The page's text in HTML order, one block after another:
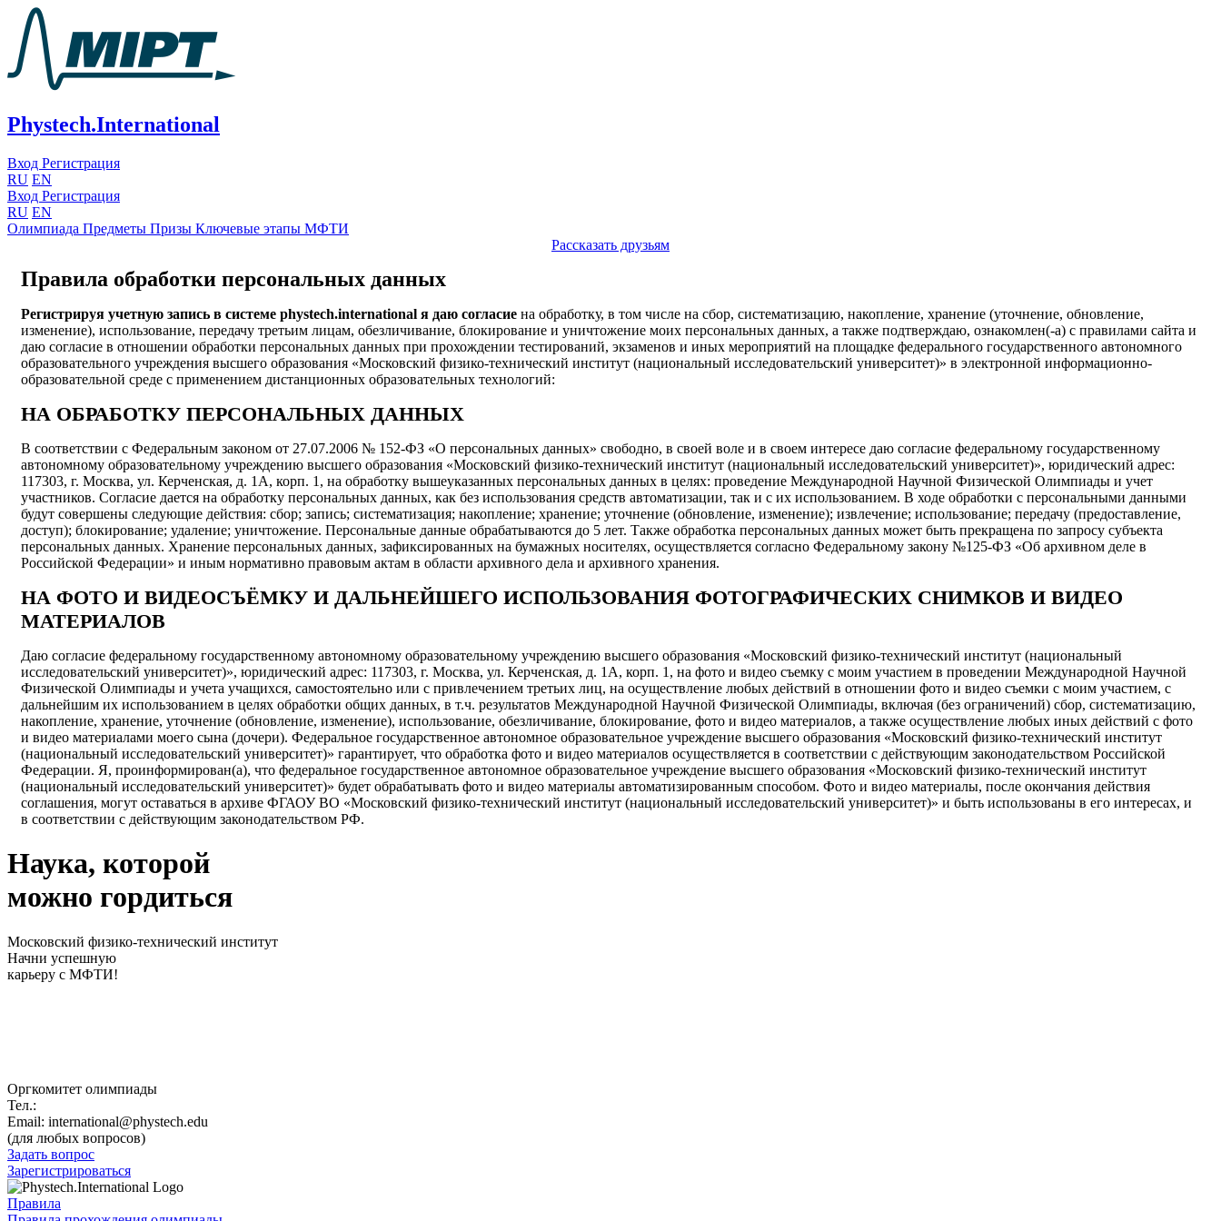
Phystech.International
Вход Регистрация
RU EN
Вход Регистрация
RU EN
Олимпиада Предметы Призы Ключевые этапы МФТИ
Рассказать друзьям
Правила обработки персональных данных
Регистрируя учетную запись в системе phystech.international я даю согласие на обработку, в том числе на сбор, систематизацию, накопление, хранение (уточнение, обновление,
изменение), использование, передачу третьим лицам, обезличивание, блокирование и уничтожение моих персональных данных, а также подтверждаю, ознакомлен(-а) с правилами сайта и
даю согласие в отношении обработки персональных данных при прохождении тестирований, экзаменов и иных мероприятий на площадке федерального государственного автономного
образовательного учреждения высшего образования «Московский физико-технический институт (национальный исследовательский университет)» в электронной информационно-
образовательной среде с применением дистанционных образовательных технологий:
НА ОБРАБОТКУ ПЕРСОНАЛЬНЫХ ДАННЫХ
В соответствии с Федеральным законом от 27.07.2006 № 152-ФЗ «О персональных данных» свободно, в своей воле и в своем интересе даю согласие федеральному государственному
автономному образовательному учреждению высшего образования «Московский физико-технический институт (национальный исследовательский университет)», юридический адрес:
117303, г. Москва, ул. Керченская, д. 1А, корп. 1, на обработку вышеуказанных персональных данных в целях: проведение Международной Научной Физической Олимпиады и учет
участников. Согласие дается на обработку персональных данных, как без использования средств автоматизации, так и с их использованием. В ходе обработки с персональными данными
будут совершены следующие действия: сбор; запись; систематизация; накопление; хранение; уточнение (обновление, изменение); извлечение; использование; передачу (предоставление,
доступ); блокирование; удаление; уничтожение. Персональные данные обрабатываются до 5 лет. Также обработка персональных данных может быть прекращена по запросу субъекта
персональных данных. Хранение персональных данных, зафиксированных на бумажных носителях, осуществляется согласно Федеральному закону №125-ФЗ «Об архивном деле в
Российской Федерации» и иным нормативно правовым актам в области архивного дела и архивного хранения.
НА ФОТО И ВИДЕОСЪЁМКУ И ДАЛЬНЕЙШЕГО ИСПОЛЬЗОВАНИЯ ФОТОГРАФИЧЕСКИХ СНИМКОВ И ВИДЕО
МАТЕРИАЛОВ
Даю согласие федеральному государственному автономному образовательному учреждению высшего образования «Московский физико-технический институт (национальный
исследовательский университет)», юридический адрес: 117303, г. Москва, ул. Керченская, д. 1А, корп. 1, на фото и видео съемку с моим участием в проведении Международной Научной
Физической Олимпиады и учета учащихся, самостоятельно или с привлечением третьих лиц, на осуществление любых действий в отношении фото и видео съемки с моим участием, с
дальнейшим их использованием в целях обработки общих данных, в т.ч. результатов Международной Научной Физической Олимпиады, включая (без ограничений) сбор, систематизацию,
накопление, хранение, уточнение (обновление, изменение), использование, обезличивание, блокирование, фото и видео материалов, а также осуществление любых иных действий с фото
и видео материалами моего сына (дочери). Федеральное государственное автономное образовательное учреждение высшего образования «Московский физико-технический институт
(национальный исследовательский университет)» гарантирует, что обработка фото и видео материалов осуществляется в соответствии с действующим законодательством Российской
Федерации. Я, проинформирован(а), что федеральное государственное автономное образовательное учреждение высшего образования «Московский физико-технический институт
(национальный исследовательский университет)» будет обрабатывать фото и видео материалы автоматизированным способом. Фото и видео материалы, после окончания действия
соглашения, могут оставаться в архиве ФГАОУ ВО «Московский физико-технический институт (национальный исследовательский университет)» и быть использованы в его интересах, и
в соответствии с действующим законодательством РФ.
Наука, которой
можно гордиться
Московский физико-технический институт
Начни успешную
карьеру с МФТИ!
Оргкомитет олимпиады
Тел.:
Email: international@phystech.edu
(для любых вопросов)
Задать вопрос
Зарегистрироваться
Правила